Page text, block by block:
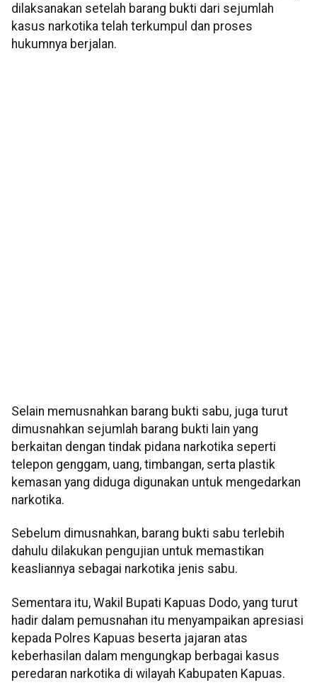
dilaksanakan setelah barang bukti dari sejumlah
kasus narkotika telah terkumpul dan proses
hukumnya berjalan.
Selain memusnahkan barang bukti sabu, juga turut
dimusnahkan sejumlah barang bukti lain yang
berkaitan dengan tindak pidana narkotika seperti
telepon genggam, uang, timbangan, serta plastik
kemasan yang diduga digunakan untuk mengedarkan
narkotika.
Sebelum dimusnahkan, barang bukti sabu terlebih
dahulu dilakukan pengujian untuk memastikan
keasliannya sebagai narkotika jenis sabu.
Sementara itu, Wakil Bupati Kapuas Dodo, yang turut
hadir dalam pemusnahan itu menyampaikan apresiasi
kepada Polres Kapuas beserta jajaran atas
keberhasilan dalam mengungkap berbagai kasus
peredaran narkotika di wilayah Kabupaten Kapuas.